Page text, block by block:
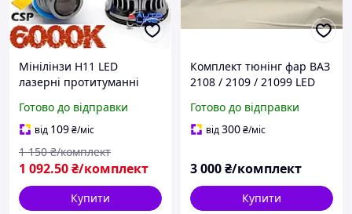
Мінілінзи H11 LED
лазерні протитуманні
Mini Laser Lens H11 6000K
Canbus v1
Готово до відправки
від 109₴/міс
1 092.50₴/комплект
1 150 ₴/комплект
Купити
Комплект тюнінг фар ВАЗ
2108 / 2109 / 21099 LED
ліва+права
Готово до відправки
від300₴/міс
3 000₴/комплект
Купити